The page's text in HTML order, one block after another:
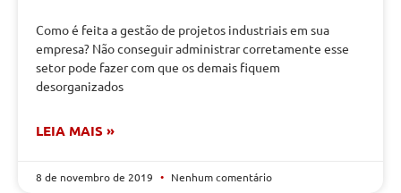
Como é feita a gestão de projetos industriais em sua
empresa? Não conseguir administrar corretamente esse
setor pode fazer com que os demais fiquem
desorganizados
LEIA MAIS »
8 de novembro de 2019 Nenhum comentário